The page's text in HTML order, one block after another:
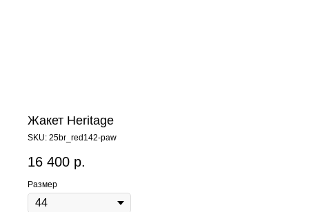
Жакет Heritage
SKU: 25br_red142-paw
16 400 р.
Размер